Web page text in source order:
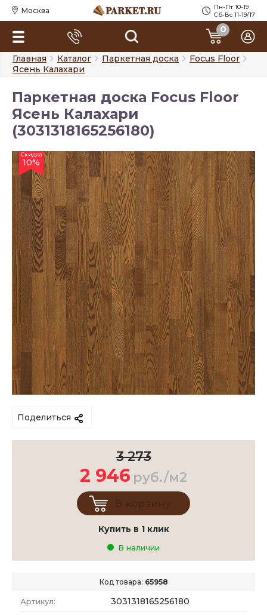
Москва
Пн-Пт 10-19
Сб-Вс 11-19/17
0
Главная Каталог Паркетная доска
Focus Floor
Ясень Калахари
Паркетная доска Focus Floor
Ясень Калахари
(3031318165256180)
Скидка
10%
Поделиться
Код товара: 65958
Артикул: 3031318165256180
3 273
2 946 руб./м2
Купить в 1 клик
В наличии